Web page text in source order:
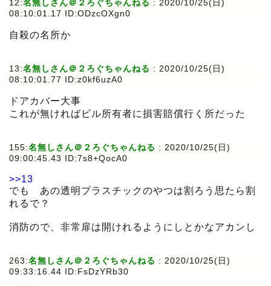
12:名無しさん＠２ろぐちゃんねる : 2020/10/25(日)
08:10:01.17 ID:ODzcOXgn0
自殺の名所か
13:名無しさん＠２ろぐちゃんねる : 2020/10/25(日)
08:10:01.77 ID:z0kf6uzA0
ドアカバー大事
これが無ければビル所有者に損害賠償行く所だった
155:名無しさん＠２ろぐちゃんねる : 2020/10/25(日)
09:00:45.43 ID:7s8+QocA0
>>13
でも あの透明プラスチックのやつは割ろう思たら割
れるで？
消防ので、非常扉は開けれるようにしとかなアカンし
263:名無しさん＠２ろぐちゃんねる : 2020/10/25(日)
09:33:16.44 ID:FsDzYRb30